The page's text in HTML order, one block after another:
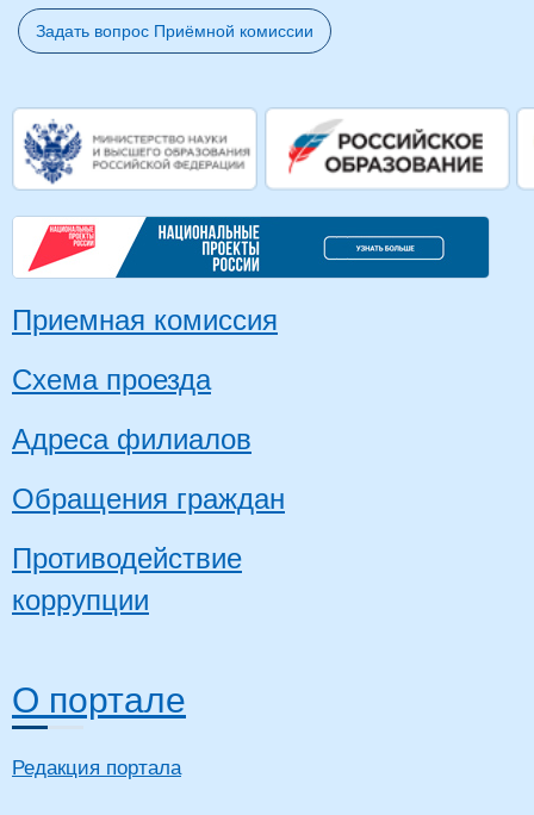
Задать вопрос Приёмной комиссии
Приемная комиссия
Схема проезда
Адреса филиалов
Обращения граждан
Противодействие
коррупции
О портале
Редакция портала